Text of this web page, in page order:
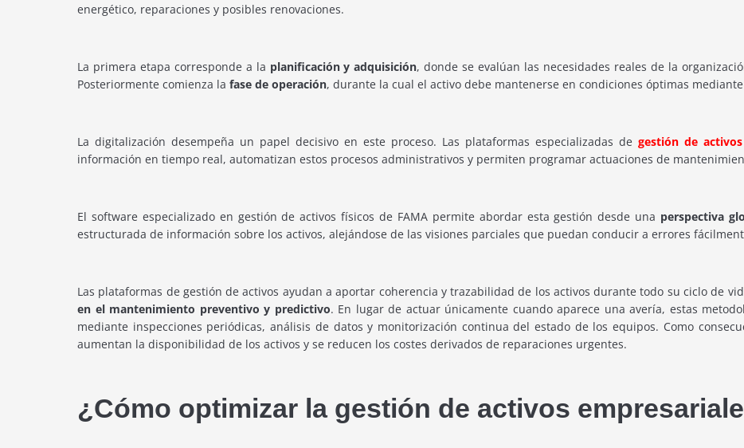
energético, reparaciones y posibles renovaciones.
La primera etapa corresponde a la planificación y adquisición, donde se evalúan las necesidades reales de la
Posteriormente comienza la fase de operación, durante la cual el activo debe mantenerse en condiciones óptimas
La digitalización desempeña un papel decisivo en este proceso. Las plataformas especializadas de gestión de activos
información en tiempo real, automatizan estos procesos administrativos y permiten programar actuaciones de
El software especializado en gestión de activos físicos de FAMA permite abordar esta gestión desde una perspectiva
estructurada de información sobre los activos, alejándose de las visiones parciales que puedan conducir a errores
Las plataformas de gestión de activos ayudan a aportar coherencia y trazabilidad de los activos durante todo su ciclo de
en el mantenimiento preventivo y predictivo. En lugar de actuar únicamente cuando aparece una avería, estas
mediante inspecciones periódicas, análisis de datos y monitorización continua del estado de los equipos. Como
aumentan la disponibilidad de los activos y se reducen los costes derivados de reparaciones urgentes.
¿Cómo optimizar la gestión de activos